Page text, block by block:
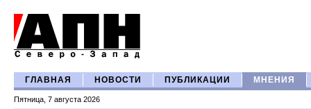
ГЛАВНАЯ НОВОСТИ ПУБЛИКАЦИИ МНЕНИЯ
Пятница, 7 августа 2026